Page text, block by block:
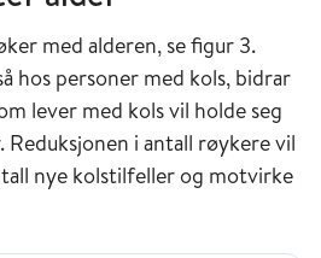
med alderen, se figur 3.
hos personer med kols, bidrar
lever med kols vil holde seg
i antall røykere vil
nye kolstilfeller og motvirke